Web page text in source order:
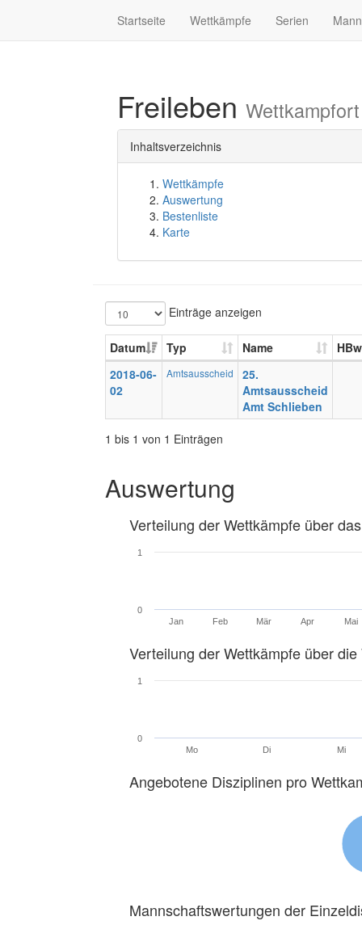
Startseite Wettkämpfe Serien
Freileben Wettkampfort
Inhaltsverzeichnis
Wettkämpfe
Auswertung
Bestenliste
Karte
Einträge anzeigen
Datum Typ Name
HBw
2018-06-
02
Amtsausscheid
25.
Amtsausscheid
Amt Schlieben
1 bis 1 von 1 Einträgen
Auswertung
Verteilung der Wettkämpfe über
Jan Feb Mär Apr Mai
0
1
Verteilung der Wettkämpfe über die
Mo Di Mi
0
1
Angebotene Disziplinen pro
Mannschaftswertungen der